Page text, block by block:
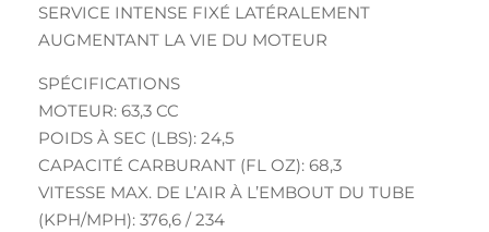
SERVICE INTENSE FIXÉ LATÉRALEMENT
AUGMENTANT LA VIE DU MOTEUR
SPÉCIFICATIONS
MOTEUR: 63,3 CC
POIDS À SEC (LBS): 24,5
CAPACITÉ CARBURANT (FL OZ): 68,3
VITESSE MAX. DE L’AIR À L’EMBOUT DU TUBE
(KPH/MPH): 376,6 / 234